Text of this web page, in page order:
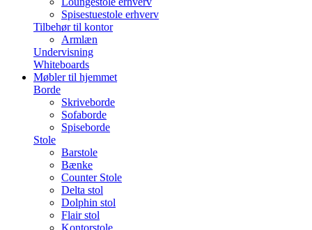
Spisestuestole erhverv
Tilbehør til kontor
Armlæn
Undervisning
Whiteboards
Møbler til hjemmet
Borde
Skriveborde
Sofaborde
Spiseborde
Stole
Barstole
Bænke
Counter Stole
Delta stol
Dolphin stol
Flair stol
Kontorstole